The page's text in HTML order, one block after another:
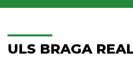
ULS BRAGA